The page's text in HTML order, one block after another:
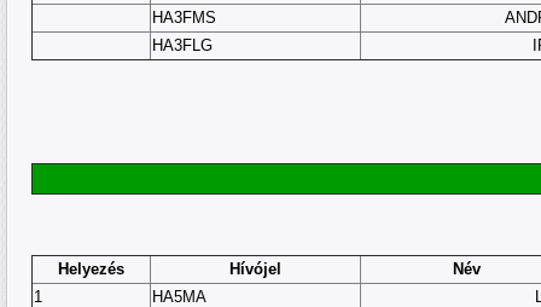
HA3FMS
HA3FLG
Helyezés Hívójel
Név
1
HA5MA